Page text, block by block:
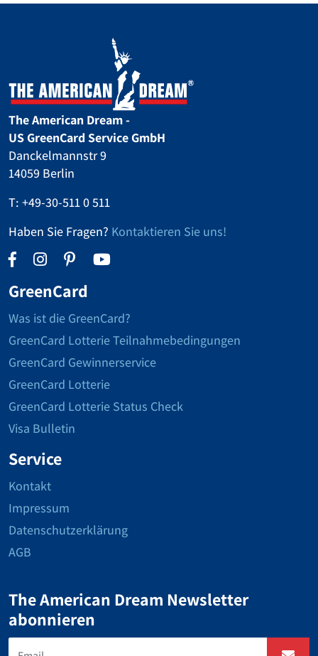
The American Dream -
US GreenCard Service GmbH
Danckelmannstr 9
14059 Berlin
T: +49-30-511 0 511
Haben Sie Fragen? Kontaktieren Sie uns!
GreenCard
Was ist die GreenCard?
GreenCard Lotterie Teilnahmebedingungen
GreenCard Gewinnerservice
GreenCard Lotterie
GreenCard Lotterie Status Check
Visa Bulletin
Service
Kontakt
Impressum
Datenschutzerklärung
AGB
The American Dream Newsletter
abonnieren